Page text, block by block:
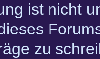
ist nicht
zu